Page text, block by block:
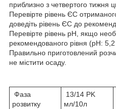
приблизно з четвертого тижня
Перевірте рівень ЄС
доведіть рівень ЄС до
Перевірте рівень pH, якщо
рекомендованого рівня (pH:
Правильно приготовлений
не містити осаду.
Фаза
розвитку
13/14 PK
мл/10л